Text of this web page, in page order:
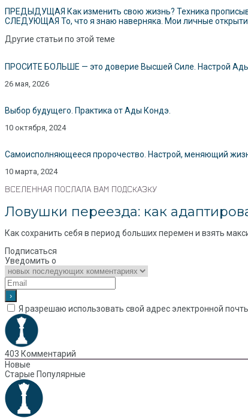
ПРЕДЫДУЩАЯ Как изменить свою жизнь? Техника
СЛЕДУЮЩАЯ То, что я знаю наверняка. Мои личные
Другие статьи по этой теме
ПРОСИТЕ БОЛЬШЕ — это доверие Высшей Силе. Настрой
26 мая, 2026
Выбор будущего. Практика от Ады Кондэ.
10 октября, 2024
Самоисполняющееся пророчество. Настрой, меняющий
10 марта, 2024
ВСЕЛЕННАЯ ПОСЛАЛА ВАМ ПОДСКАЗКУ
Ловушки переезда: как
Как сохранить себя в период больших перемен и взять
Подписаться
Уведомить о
Я разрешаю использовать свой адрес электронной
403 Комментарий
Новые
Старые Популярные